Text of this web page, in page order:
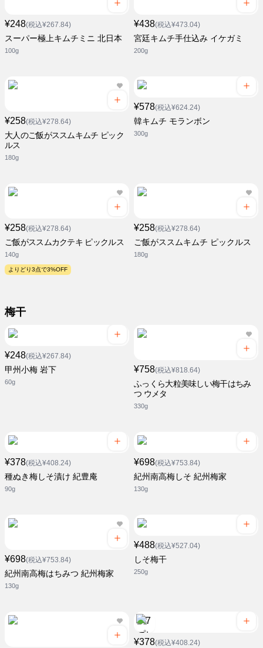
¥248(税込¥267.84)
スーパー極上キムチミニ 北日本
100g
¥438(税込¥473.04)
宮廷キムチ手仕込み イケガミ
200g
¥258(税込¥278.64)
大人のご飯がススムキムチ ピック
ルス
180g
¥578(税込¥624.24)
韓キムチ モランボン
300g
¥258(税込¥278.64)
ご飯がススムカクテキ ピックルス
140g
よりどり3点で3%OFF
¥258(税込¥278.64)
ご飯がススムキムチ ピックルス
180g
梅干
¥248(税込¥267.84)
甲州小梅 岩下
60g
¥758(税込¥818.64)
ふっくら大粒美味しい梅干はちみ
つ ウメタ
330g
¥378(税込¥408.24)
種ぬき梅しそ漬け 紀豊庵
90g
¥698(税込¥753.84)
紀州南高梅しそ 紀州梅家
130g
¥698(税込¥753.84)
紀州南高梅はちみつ 紀州梅家
130g
¥488(税込¥527.04)
しそ梅干
250g
¥378(税込¥408.24)